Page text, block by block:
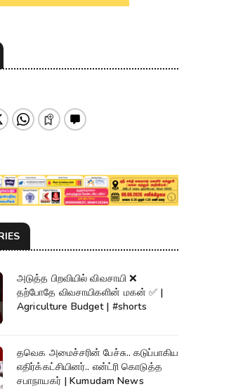
அடுத்த பிறவியில் விவசாயி ❌
தற்போதே விவசாயிகளின் மகன் ✅ |
Agriculture Budget | #shorts
தவெக அமைச்சரின் பேச்சு.. கடுப்பாகிய
எதிர்க்கட்சியினர்.. என்ட்ரி கொடுத்த
சபாநாயகர் | Kumudam News